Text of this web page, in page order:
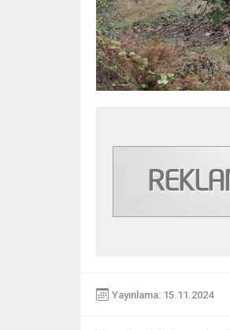
Yayınlama: 15.11.2024